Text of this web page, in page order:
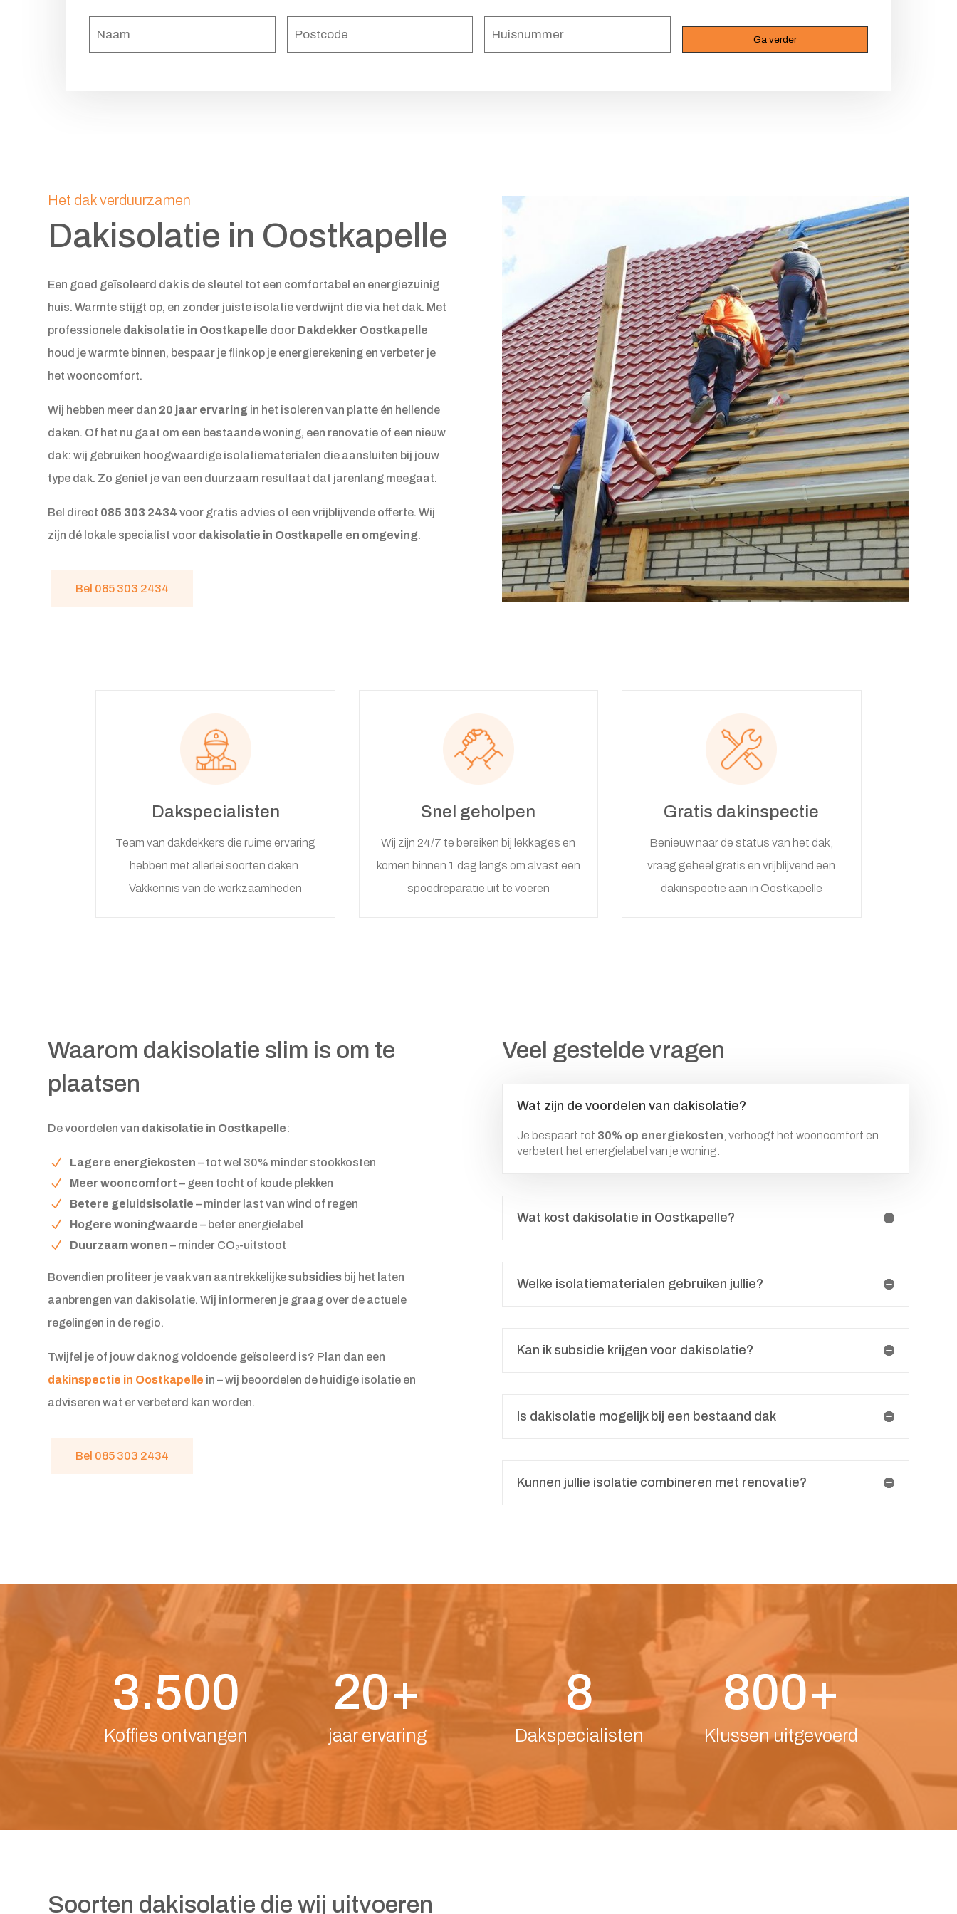
(Vereist)
Het dak verduurzamen
Dakisolatie in Oostkapelle
Een goed geïsoleerd dak is de sleutel tot een comfortabel en energiezuinig
huis. Warmte stijgt op, en zonder juiste isolatie verdwijnt die via het dak. Met
professionele dakisolatie in Oostkapelle door Dakdekker Oostkapelle
houd je warmte binnen, bespaar je flink op je energierekening en verbeter je
het wooncomfort.
Wij hebben meer dan 20 jaar ervaring in het isoleren van platte én hellende
daken. Of het nu gaat om een bestaande woning, een renovatie of een nieuw
dak: wij gebruiken hoogwaardige isolatiematerialen die aansluiten bij jouw
type dak. Zo geniet je van een duurzaam resultaat dat jarenlang meegaat.
Bel direct 085 303 2434 voor gratis advies of een vrijblijvende offerte. Wij
zijn dé lokale specialist voor dakisolatie in Oostkapelle en omgeving.
Bel 085 303 2434
Dakspecialisten
Team van dakdekkers die ruime ervaring
hebben met allerlei soorten daken.
Vakkennis van de werkzaamheden
Snel geholpen
Wij zijn 24/7 te bereiken bij lekkages en
komen binnen 1 dag langs om alvast een
spoedreparatie uit te voeren
Gratis dakinspectie
Benieuw naar de status van het dak,
vraag geheel gratis en vrijblijvend een
dakinspectie aan in Oostkapelle
Waarom dakisolatie slim is om te
plaatsen
De voordelen van dakisolatie in Oostkapelle:
Lagere energiekosten – tot wel 30% minder stookkosten
Meer wooncomfort – geen tocht of koude plekken
Betere geluidsisolatie – minder last van wind of regen
Hogere woningwaarde – beter energielabel
Duurzaam wonen – minder CO₂-uitstoot
Bovendien profiteer je vaak van aantrekkelijkesubsidies bij het laten
aanbrengen van dakisolatie. Wij informeren je graag over de actuele
regelingen in de regio.
Twijfel je of jouw dak nog voldoende geïsoleerd is? Plan dan een
dakinspectie in Oostkapelle in – wij beoordelen de huidige isolatie en
adviseren wat er verbeterd kan worden.
Bel 085 303 2434
Veel gestelde vragen
Wat zijn de voordelen van dakisolatie?
Je bespaart tot 30% op energiekosten , verhoogt het wooncomfort en
verbetert het energielabel van je woning.
Wat kost dakisolatie in Oostkapelle?
Welke isolatiematerialen gebruiken jullie?
Kan ik subsidie krijgen voor dakisolatie?
Is dakisolatie mogelijk bij een bestaand dak
Kunnen jullie isolatie combineren met renovatie?
3.500
Koffies ontvangen
20+
jaar ervaring
8
Dakspecialisten
800+
Klussen uitgevoerd
Soorten dakisolatie die wij uitvoeren